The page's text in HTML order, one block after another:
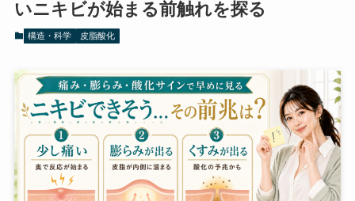
いニキビが始まる前触れを探る
構造・科学 皮脂酸化